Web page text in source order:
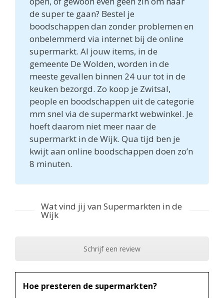
de super te gaan? Bestel je
boodschappen dan zonder problemen en
onbelemmerd via internet bij de online
supermarkt. Al jouw items, in de
gemeente De Wolden, worden in de
meeste gevallen binnen 24 uur tot in de
keuken bezorgd. Zo koop je Zwitsal,
people en boodschappen uit de categorie
mm snel via de supermarkt webwinkel. Je
hoeft daarom niet meer naar de
supermarkt in de Wijk. Qua tijd ben je
kwijt aan online boodschappen doen zo’n
8 minuten.
Wat vind jij van Supermarkten in de
Wijk
Schrijf een review
Hoe presteren de supermarkten?